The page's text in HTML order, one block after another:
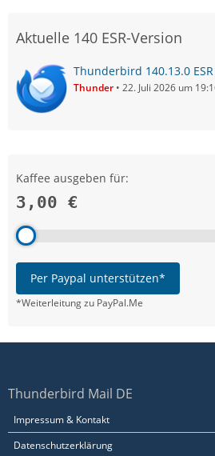
Aktuelle 140 ESR-Version
Thunderbird 140.13.0
Thunder 22. Juli 2026 um
Kaffee ausgeben für:
3,00 €
Per Paypal unterstützen*
*Weiterleitung zu PayPal.Me
Thunderbird Mail DE
Impressum & Kontakt
Datenschutzerklärung